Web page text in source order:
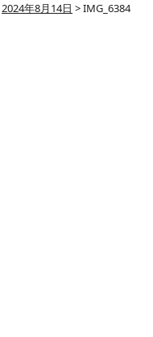
2024年8月14日 >IMG_6384